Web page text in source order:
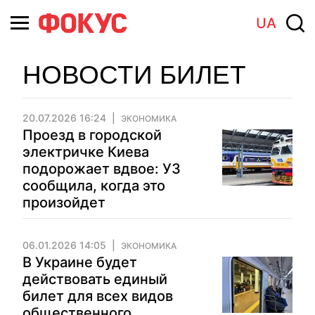
UA
НОВОСТИ БИЛЕТ
20.07.2026 16:24 ЭКОНОМИКА
Проезд в городской
электричке Киева
подорожает вдвое: УЗ
сообщила, когда это
произойдет
06.01.2026 14:05 ЭКОНОМИКА
В Украине будет
действовать единый
билет для всех видов